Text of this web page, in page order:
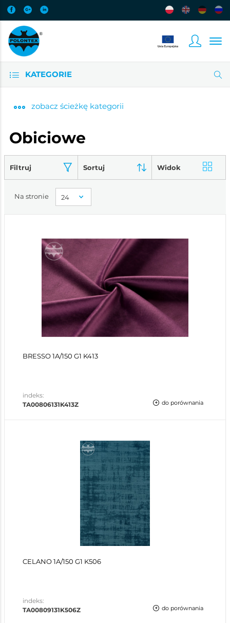
KATEGORIE
zobacz ścieżkę kategorii
Obiciowe
Filtruj Sortuj Widok
Na stronie
BRESSO 1A/150 G1 K413
indeks:
TA00806131K413Z
do porównania
CELANO 1A/150 G1 K506
indeks:
TA00809131K506Z
do porównania